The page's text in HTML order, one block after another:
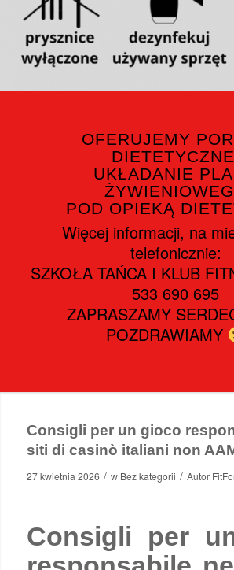
OFERUJEMY
UKŁADANIE
POD OPIEKĄ
Więcej informacji, na
telefonicznie:
SZKOŁA TAŃCA I KLUB
533 690 695
ZAPRASZAMY
POZDRAWIAMY
Consigli per un gioco
siti di casinò italiani non
27 kwietnia 2026 / w Bez kategorii / Autor
Consigli per